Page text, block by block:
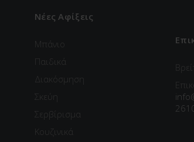
Νέες Αφίξεις
Μπάνιο
Παιδικά
Διακόσμηση
Σκεύη
Σερβίρισμα
Κουζινικά